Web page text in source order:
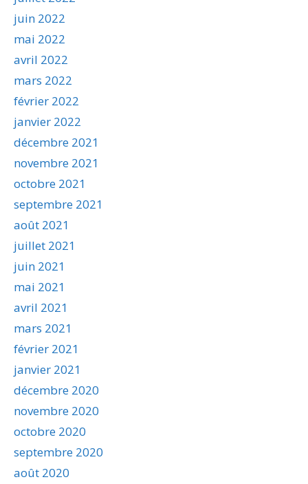
juin 2022
mai 2022
avril 2022
mars 2022
février 2022
janvier 2022
décembre 2021
novembre 2021
octobre 2021
septembre 2021
août 2021
juillet 2021
juin 2021
mai 2021
avril 2021
mars 2021
février 2021
janvier 2021
décembre 2020
novembre 2020
octobre 2020
septembre 2020
août 2020